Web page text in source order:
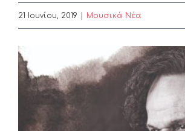
21 Ιουνίου, 2019 Μουσικά Νέα
View
Larger
Image